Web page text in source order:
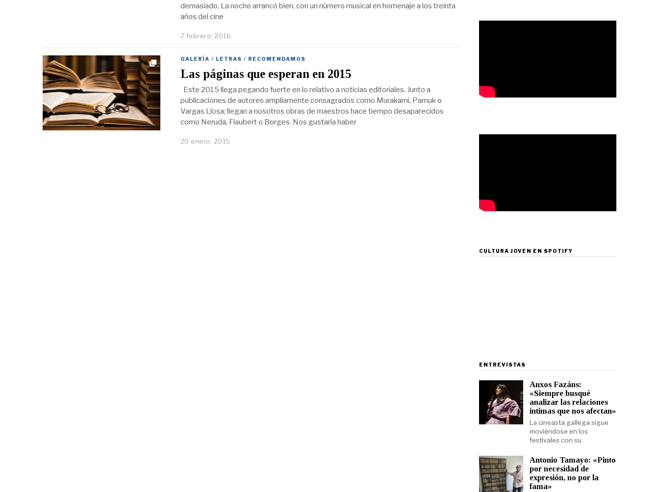
demasiado. La noche arrancó bien, con un número musical en homenaje a los treinta
años del cine
7 febrero, 2016
GALERÍA / LETRAS / RECOMENDAMOS
Las páginas que esperan en 2015
Este 2015 llega pegando fuerte en lo relativo a noticias editoriales. Junto a
publicaciones de autores ampliamente consagrados como Murakami, Pamuk o
Vargas Llosa; llegan a nosotros obras de maestros hace tiempo desaparecidos
como Neruda, Flaubert o Borges. Nos gustaría haber
20 enero, 2015
CULTURA JOVEN EN SPOTIFY
ENTREVISTAS
Anxos Fazáns:
«Siempre busqué
analizar las relaciones
íntimas que nos afectan»
La cineasta gallega sigue
moviéndose en los
festivales con su
Antonio Tamayo: «Pinto
por necesidad de
expresión, no por la
fama»